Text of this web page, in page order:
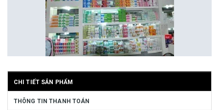
CHI TIẾT SẢN PHẨM
THÔNG TIN THANH TOÁN